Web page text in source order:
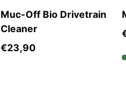
Muc-Off Bio Drivetrain
Cleaner
Normaali hinta
€23,90